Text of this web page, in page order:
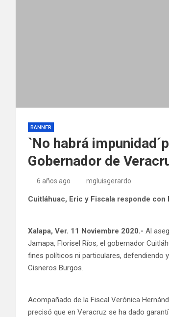
BANNER
`No habrá
Gobernador de
6 años ago mgluisgerardo
Cuitláhuac, Eric y Fiscala responde con
Xalapa, Ver. 11 Noviembre 2020.- Al
Jamapa, Florisel Ríos, el gobernador
fines políticos ni particulares, defendiendo
Cisneros Burgos.
Acompañado de la Fiscal Verónica
precisó que en Veracruz se ha dado